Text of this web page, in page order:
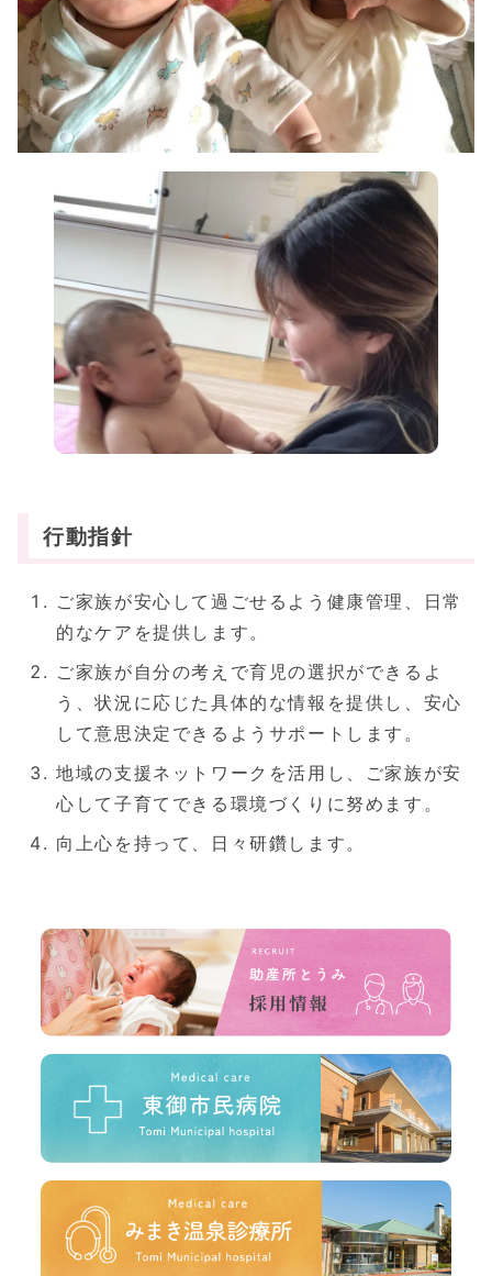
行動指針
ご家族が安心して過ごせるよう健康管理、日常
的なケアを提供します。
ご家族が自分の考えで育児の選択ができるよ
う、状況に応じた具体的な情報を提供し、安心
して意思決定できるようサポートします。
地域の支援ネットワークを活用し、ご家族が安
心して子育てできる環境づくりに努めます。
向上心を持って、日々研鑽します。